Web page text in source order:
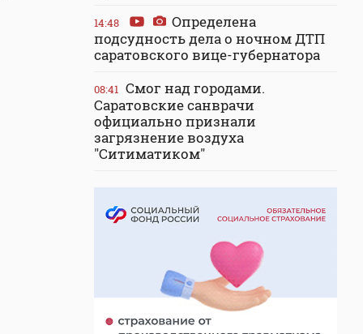
14:48
Определена
подсудность дела о ночном ДТП
саратовского вице-губернатора
08:41 Смог над городами.
Саратовские санврачи
официально признали
загрязнение воздуха
"Ситиматиком"